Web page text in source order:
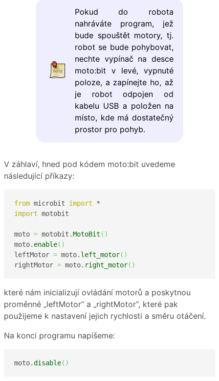
Pokud do robota
nahráváte program, jež
bude spouštět motory, tj.
robot se bude pohybovat,
nechte vypínač na desce
moto:bit v levé, vypnuté
poloze, a zapínejte ho, až
je robot odpojen od
kabelu USB a položen na
místo, kde má dostatečný
prostor pro pohyb.
V záhlaví, hned pod kódem moto:bit uvedeme
následující příkazy:
from microbit import
import motobit
moto = motobit.MotoBit ( )
moto. enable( )
leftMotor = moto. left_motor( )
rightMotor = moto. right_motor( )
které nám inicializují ovládání motorů a poskytnou
proměnné „leftMotor“ a „rightMotor“, které pak
použijeme k nastavení jejich rychlosti a směru otáčení.
Na konci programu napíšeme:
moto.disable( )